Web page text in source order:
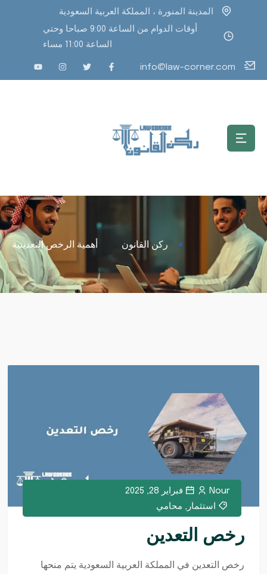
المدينة المنورة ، المملكة العربية السعودية
أوقات الدوام من الساعة 9:00 صباحا وحتي
الساعة 11:00 مساء
info@law-corner.com
ركن القانون أهمية الرخص التعدينية
Nour
فبراير 28, 2025
استثمار , محامي
رخص التعدين
رخص التعدين في المملكة العربية السعودية يتم منحها